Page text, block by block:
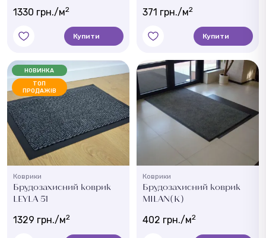
1330 грн./м2
Купити
371 грн./м2
Купити
НОВИНКА
ТОП
ПРОДАЖІВ
Коврики
Брудозахисний коврик
LEYLA 51
1329 грн./м2
Коврики
Брудозахисний коврик
MILAN(K)
402 грн./м2